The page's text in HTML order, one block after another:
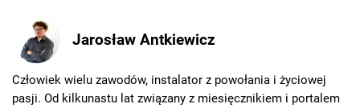
Jarosław Antkiewicz
Człowiek wielu zawodów, instalator z powołania i życiowej
pasji. Od kilkunastu lat związany z miesięcznikiem i portalem